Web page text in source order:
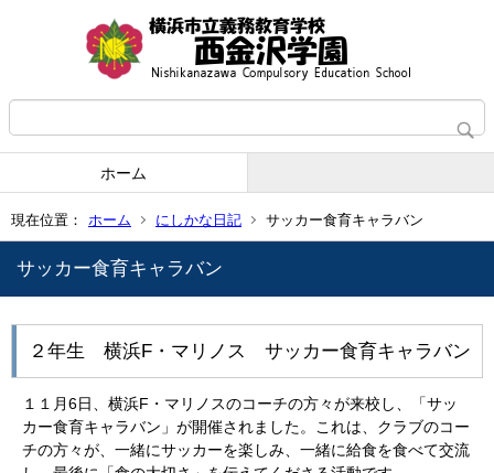
ホーム
現在位置： ホーム にしかな日記 サッカー食育キャラバン
サッカー食育キャラバン
２年生 横浜F・マリノス サッカー食育キャラバン
１１月6日、横浜F・マリノスのコーチの方々が来校し、「サッ
カー食育キャラバン」が開催されました。これは、クラブのコー
チの方々が、一緒にサッカーを楽しみ、一緒に給食を食べて交流